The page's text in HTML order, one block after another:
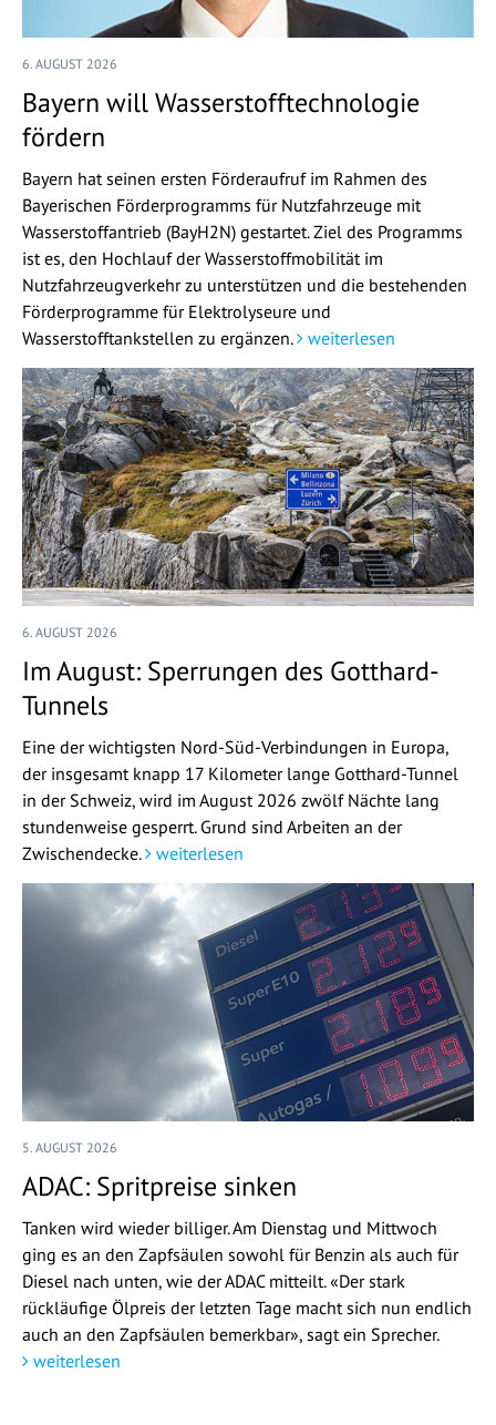
6. AUGUST 2026
Bayern will Wasserstofftechnologie
fördern
Bayern hat seinen ersten Förderaufruf im Rahmen des
Bayerischen Förderprogramms für Nutzfahrzeuge mit
Wasserstoffantrieb (BayH2N) gestartet. Ziel des Programms
ist es, den Hochlauf der Wasserstoffmobilität im
Nutzfahrzeugverkehr zu unterstützen und die bestehenden
Förderprogramme für Elektrolyseure und
Wasserstofftankstellen zu ergänzen.
weiterlesen
6. AUGUST 2026
Im August: Sperrungen des Gotthard-
Tunnels
Eine der wichtigsten Nord-Süd-Verbindungen in Europa,
der insgesamt knapp 17 Kilometer lange Gotthard-Tunnel
in der Schweiz, wird im August 2026 zwölf Nächte lang
stundenweise gesperrt. Grund sind Arbeiten an der
Zwischendecke.
weiterlesen
5. AUGUST 2026
ADAC: Spritpreise sinken
Tanken wird wieder billiger. Am Dienstag und Mittwoch
ging es an den Zapfsäulen sowohl für Benzin als auch für
Diesel nach unten, wie der ADAC mitteilt. «Der stark
rückläufige Ölpreis der letzten Tage macht sich nun endlich
auch an den Zapfsäulen bemerkbar», sagt ein Sprecher.
weiterlesen